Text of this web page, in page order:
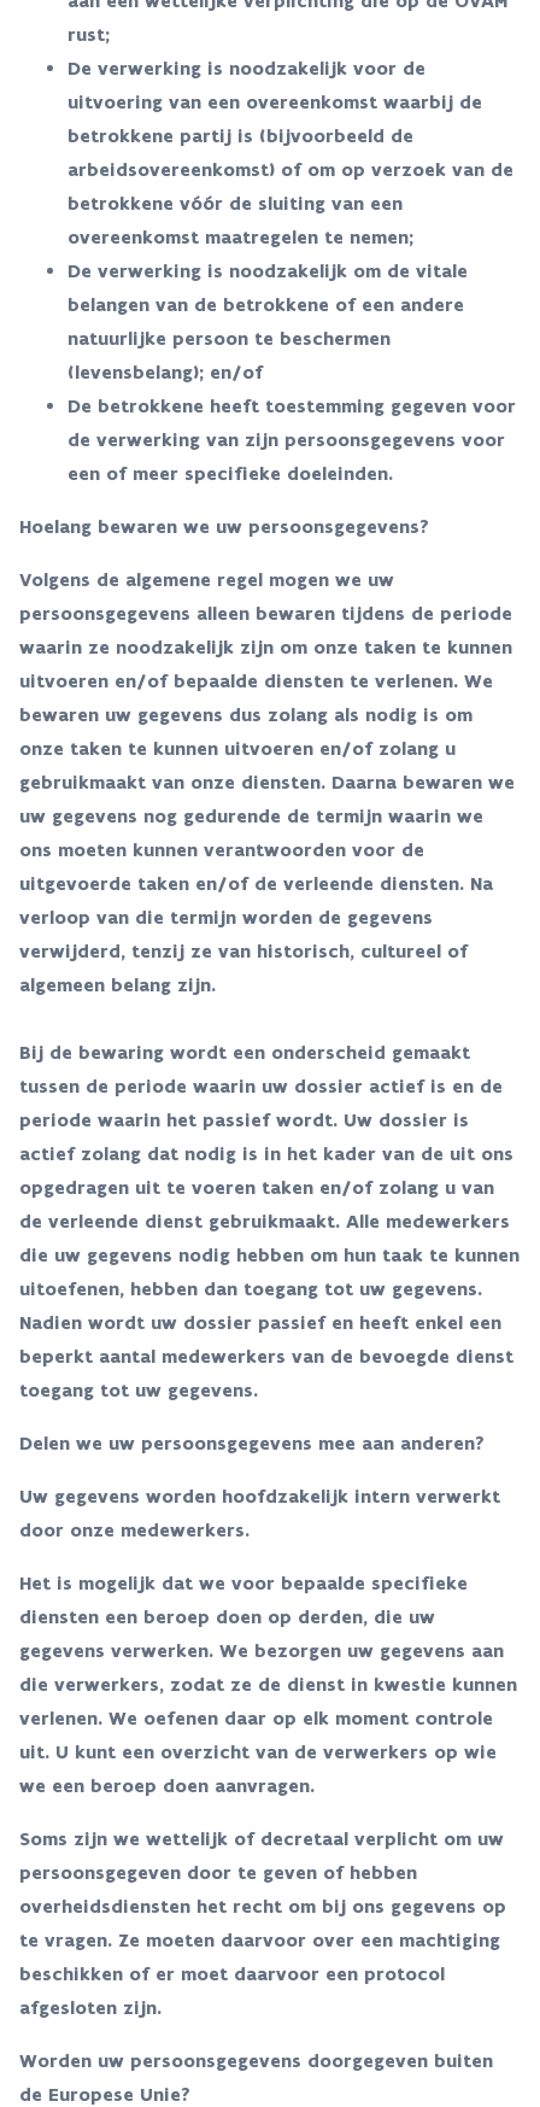
rust;
De verwerking is noodzakelijk voor de
uitvoering van een overeenkomst waarbij de
betrokkene partij is (bijvoorbeeld de
arbeidsovereenkomst) of om op verzoek van de
betrokkene vóór de sluiting van een
overeenkomst maatregelen te nemen;
De verwerking is noodzakelijk om de vitale
belangen van de betrokkene of een andere
natuurlijke persoon te beschermen
(levensbelang); en/of
De betrokkene heeft toestemming gegeven voor
de verwerking van zijn persoonsgegevens voor
een of meer specifieke doeleinden.
Hoelang bewaren we uw persoonsgegevens?
Volgens de algemene regel mogen we uw
persoonsgegevens alleen bewaren tijdens de periode
waarin ze noodzakelijk zijn om onze taken te kunnen
uitvoeren en/of bepaalde diensten te verlenen. We
bewaren uw gegevens dus zolang als nodig is om
onze taken te kunnen uitvoeren en/of zolang u
gebruikmaakt van onze diensten. Daarna bewaren we
uw gegevens nog gedurende de termijn waarin we
ons moeten kunnen verantwoorden voor de
uitgevoerde taken en/of de verleende diensten. Na
verloop van die termijn worden de gegevens
verwijderd, tenzij ze van historisch, cultureel of
algemeen belang zijn.
Bij de bewaring wordt een onderscheid gemaakt
tussen de periode waarin uw dossier actief is en de
periode waarin het passief wordt. Uw dossier is
actief zolang dat nodig is in het kader van de uit ons
opgedragen uit te voeren taken en/of zolang u van
de verleende dienst gebruikmaakt. Alle medewerkers
die uw gegevens nodig hebben om hun taak te kunnen
uitoefenen, hebben dan toegang tot uw gegevens.
Nadien wordt uw dossier passief en heeft enkel een
beperkt aantal medewerkers van de bevoegde dienst
toegang tot uw gegevens.
Delen we uw persoonsgegevens mee aan anderen?
Uw gegevens worden hoofdzakelijk intern verwerkt
door onze medewerkers.
Het is mogelijk dat we voor bepaalde specifieke
diensten een beroep doen op derden, die uw
gegevens verwerken. We bezorgen uw gegevens aan
die verwerkers, zodat ze de dienst in kwestie kunnen
verlenen. We oefenen daar op elk moment controle
uit. U kunt een overzicht van de verwerkers op wie
we een beroep doen aanvragen.
Soms zijn we wettelijk of decretaal verplicht om uw
persoonsgegeven door te geven of hebben
overheidsdiensten het recht om bij ons gegevens op
te vragen. Ze moeten daarvoor over een machtiging
beschikken of er moet daarvoor een protocol
afgesloten zijn.
Worden uw persoonsgegevens doorgegeven buiten
de Europese Unie?